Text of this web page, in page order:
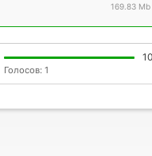
169.83 Mb
Голосов: 1